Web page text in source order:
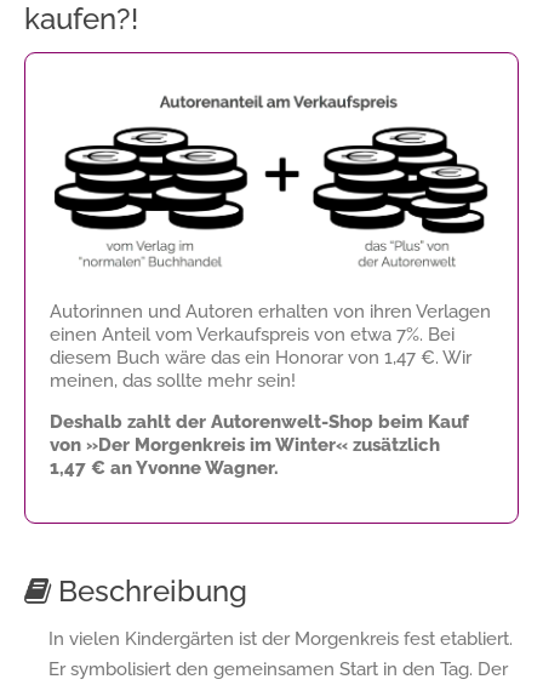
kaufen?!
Autorinnen und Autoren erhalten von ihren Verlagen
einen Anteil vom Verkaufspreis von etwa 7%. Bei
diesem Buch wäre das ein Honorar von 1,47 €. Wir
meinen, das sollte mehr sein!
Deshalb zahlt der Autorenwelt-Shop beim Kauf
von »Der Morgenkreis im Winter« zusätzlich
1,47 € an Yvonne Wagner.
Beschreibung
In vielen Kindergärten ist der Morgenkreis fest etabliert.
Er symbolisiert den gemeinsamen Start in den Tag. Der